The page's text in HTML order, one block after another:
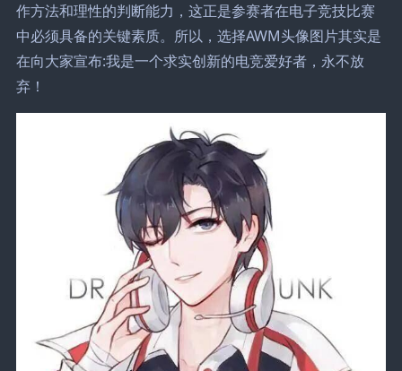
作方法和理性的判断能力，这正是参赛者在电子竞技比赛
中必须具备的关键素质。所以，选择AWM头像图片其实是
在向大家宣布:我是一个求实创新的电竞爱好者，永不放
弃！